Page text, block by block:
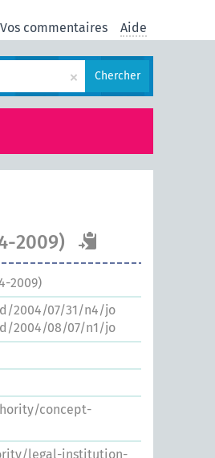
Vos commentaires Aide
× Chercher
2009)
2009)
2004/07/31/n4/jo
2004/08/07/n1/jo
concept-
legal-institution-